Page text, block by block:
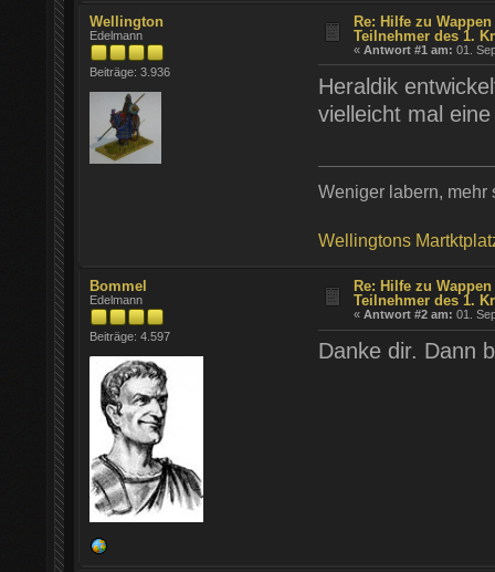
Wellington
Edelmann
Beiträge: 3.936
Re: Hilfe zu
Teilnehmer des 1.
«Antwort #1 am: 01.
Heraldik
vielleicht mal
Weniger labern, mehr
Wellingtons
Bommel
Edelmann
Beiträge: 4.597
Re: Hilfe zu
Teilnehmer des 1.
«Antwort #2 am: 01.
Danke dir. Dann